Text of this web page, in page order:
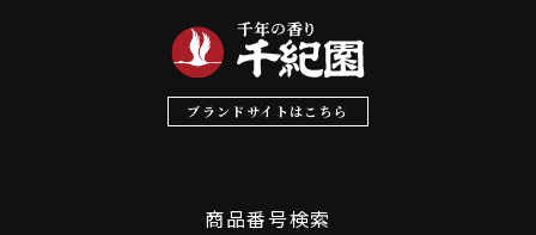
ブランドサイトはこちら
商品番号検索